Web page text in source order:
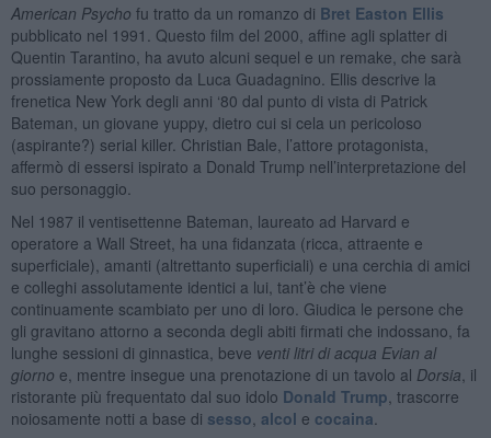
American Psycho fu tratto da un romanzo di Bret Easton Ellis
pubblicato nel 1991. Questo film del 2000, affine agli splatter di
Quentin Tarantino, ha avuto alcuni sequel e un remake, che sarà
prossiamente proposto da Luca Guadagnino. Ellis descrive la
frenetica New York degli anni ‘80 dal punto di vista di Patrick
Bateman, un giovane yuppy, dietro cui si cela un pericoloso
(aspirante?) serial killer. Christian Bale, l’attore protagonista,
affermò di essersi ispirato a Donald Trump nell’interpretazione del
suo personaggio.
Nel 1987 il ventisettenne Bateman, laureato ad Harvard e
operatore a Wall Street, ha una fidanzata (ricca, attraente e
superficiale), amanti (altrettanto superficiali) e una cerchia di amici
e colleghi assolutamente identici a lui, tant’è che viene
continuamente scambiato per uno di loro. Giudica le persone che
gli gravitano attorno a seconda degli abiti firmati che indossano, fa
lunghe sessioni di ginnastica, beve venti litri di acqua Evian al
giorno e, mentre insegue una prenotazione di un tavolo al Dorsia , il
ristorante più frequentato dal suo idolo Donald Trump , trascorre
noiosamente notti a base di sesso alcol e cocaina